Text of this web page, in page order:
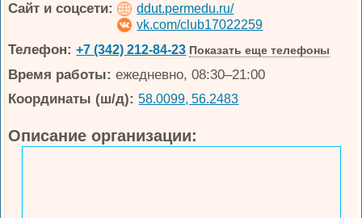
Сайт и соцсети:
ddut.permedu.ru/
vk.com/club17022259
Телефон: +7 (342) 212-84-23 Показать еще телефоны
Время работы: ежедневно, 08:30–21:00
Координаты (ш/д): 58.0099, 56.2483
Описание организации: